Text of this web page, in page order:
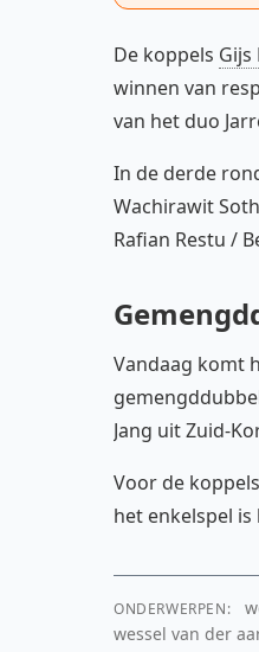
De koppels Gijs
winnen van
van het duo
In de derde
Wachirawit
Rafian Restu /
Vandaag komt
Jang uit Zuid-
Voor de koppels
het enkelspel
ONDERWERPEN:
wessel van der